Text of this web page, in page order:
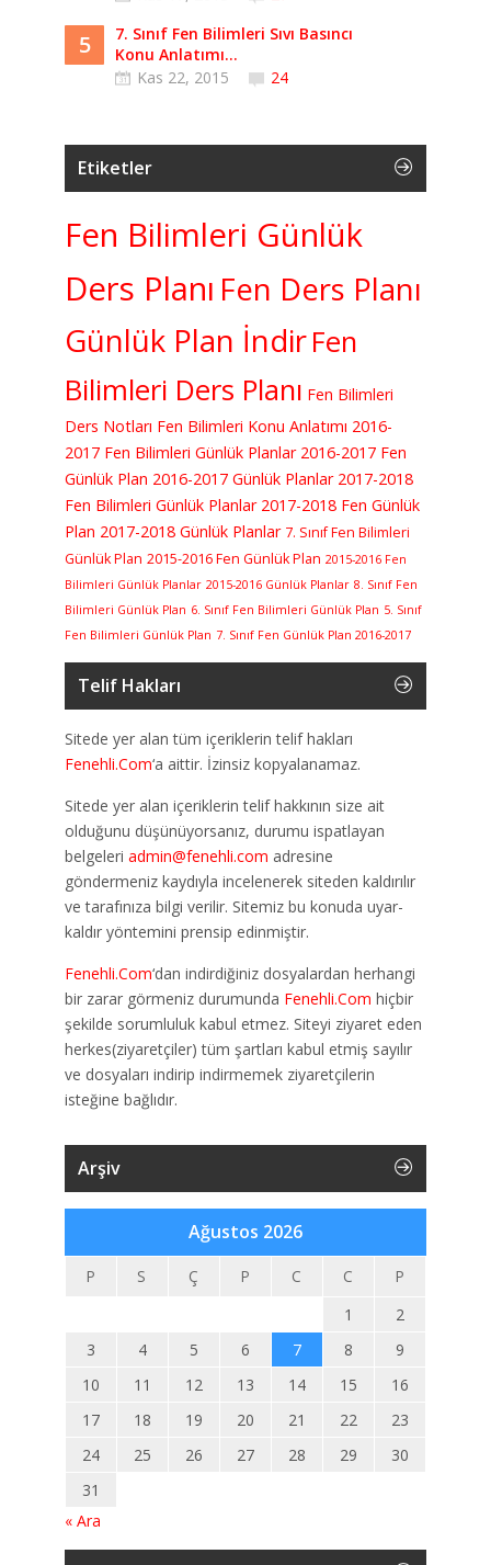
5
7. Sınıf Fen Bilimleri Sıvı Basıncı
Konu Anlatımı...
Kas 22, 2015
24
Etiketler
Fen Bilimleri Günlük
Ders Planı Fen Ders Planı
Günlük Plan İndirFen
Bilimleri Ders Planı Fen Bilimleri
Ders Notları Fen Bilimleri Konu Anlatımı 2016-
2017 Fen Bilimleri Günlük Planlar 2016-2017 Fen
Günlük Plan 2016-2017 Günlük Planlar 2017-2018
Fen Bilimleri Günlük Planlar 2017-2018 Fen Günlük
Plan 2017-2018 Günlük Planlar 7. Sınıf Fen Bilimleri
Günlük Plan 2015-2016 Fen Günlük Plan 2015-2016 Fen
Bilimleri Günlük Planlar 2015-2016 Günlük Planlar 8. Sınıf Fen
Bilimleri Günlük Plan 6. Sınıf Fen Bilimleri Günlük Plan 5. Sınıf
Fen Bilimleri Günlük Plan 7. Sınıf Fen Günlük Plan 2016-2017
Telif Hakları
Sitede yer alan tüm içeriklerin telif hakları
Fenehli.Com‘a aittir. İzinsiz kopyalanamaz.
Sitede yer alan içeriklerin telif hakkının size ait
olduğunu düşünüyorsanız, durumu ispatlayan
belgeleri admin@fenehli.com adresine
göndermeniz kaydıyla incelenerek siteden kaldırılır
ve tarafınıza bilgi verilir. Sitemiz bu konuda uyar-
kaldır yöntemini prensip edinmiştir.
Fenehli.Com‘dan indirdiğiniz dosyalardan herhangi
bir zarar görmeniz durumunda Fenehli.Com hiçbir
şekilde sorumluluk kabul etmez. Siteyi ziyaret eden
herkes(ziyaretçiler) tüm şartları kabul etmiş sayılır
ve dosyaları indirip indirmemek ziyaretçilerin
isteğine bağlıdır.
Arşiv
Ağustos 2026
P S Ç P C C
P
1
2
3
4 5 6 7 8
9
10
11 12 13 14 15
16
17
18 19 20 21 22
23
24
25 26 27 28 29
30
31
« Ara